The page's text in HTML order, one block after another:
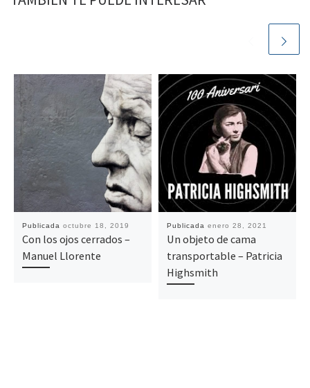
Publicada octubre 18, 2019
Con los ojos cerrados –
Manuel Llorente
Publicada enero 28, 2021
Un objeto de cama
transportable – Patricia
Highsmith